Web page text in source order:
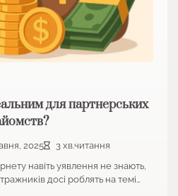
для партнерських
2025
3 хв.читання
навіть уявлення не знають,
досі роблять на темі…